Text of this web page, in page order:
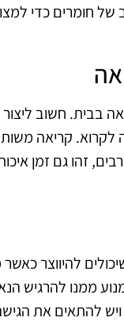
של חומרים כדי
בבית. חשוב
קריאה
זהו גם זמן
להיווצר
ממנו להרגיש
ויש להתאים את